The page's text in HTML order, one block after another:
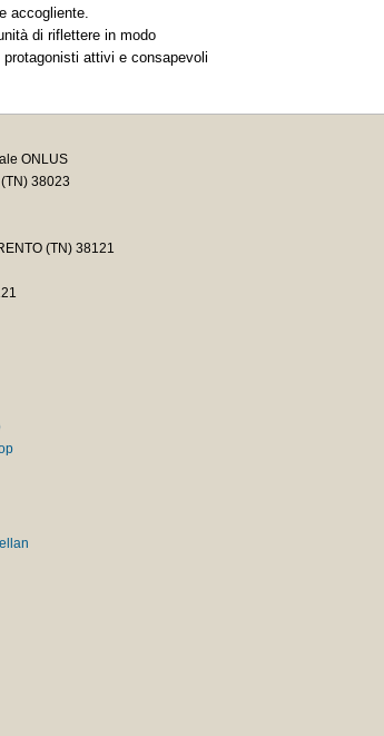
accogliente.
di riflettere in modo
attivi e consapevoli
ONLUS
38023
(TN) 38121